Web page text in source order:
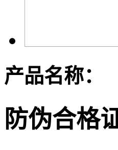
产品名称：
防伪合格